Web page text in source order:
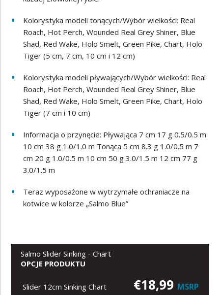
Kolorystyka modeli tonących/Wybór wielkości: Real
Roach, Hot Perch, Wounded Real Grey Shiner, Blue
Shad, Red Wake, Holo Smelt, Green Pike, Chart, Holo
Tiger (5 cm, 7 cm, 10 cm i 12 cm)
Kolorystyka modeli pływających/Wybór wielkości: Real
Roach, Hot Perch, Wounded Real Grey Shiner, Blue
Shad, Red Wake, Holo Smelt, Green Pike, Chart, Holo
Tiger (7 cm i 10 cm)
Informacja o przynęcie: Pływająca 7 cm 17 g 0.5/0.5 m
10 cm 38 g 1.0/1.0 m Tonąca 5 cm 8.3 g 1.0/0.5 m 7
cm 20 g 1.0/0.5 m 10 cm 50 g 3.0/1.5 m 12 cm 77 g
3.0/1.5 m
Teraz wyposażone w wytrzymałe ochraniacze na
kotwice w kolorze „Salmo Blue”
Salmo Slider Sinking - Chart
OPCJE PRODUKTU
Slider 12cm Sinking Chart €18,99 MSRP